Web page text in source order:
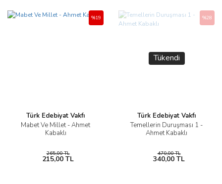
Türk Edebiyat Vakfı
Mabet Ve Millet - Ahmet
Kabaklı
%19
265,00 TL
215,00 TL
Tükendi
Türk Edebiyat Vakfı
Temellerin Duruşması 1 -
Ahmet Kabaklı
%28
470,00 TL
340,00 TL